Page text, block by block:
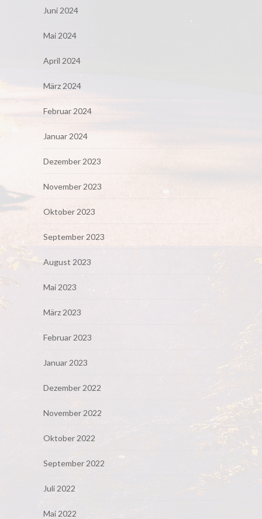
Juni 2024
Mai 2024
April 2024
März 2024
Februar 2024
Januar 2024
Dezember 2023
November 2023
Oktober 2023
September 2023
August 2023
Mai 2023
März 2023
Februar 2023
Januar 2023
Dezember 2022
November 2022
Oktober 2022
September 2022
Juli 2022
Mai 2022